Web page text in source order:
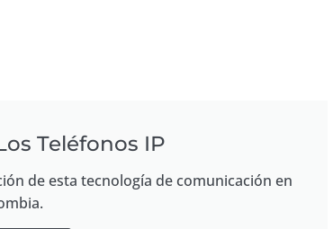
Teléfonos IP
de esta tecnología de comunicación en